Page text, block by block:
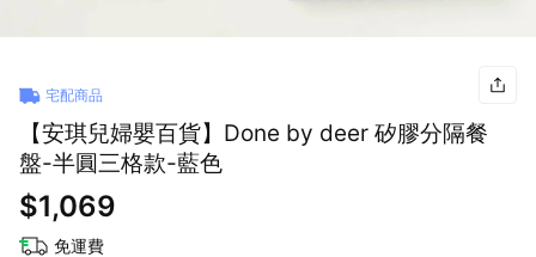
宅配商品
【安琪兒婦嬰百貨】Done by deer 矽膠分隔餐
盤-半圓三格款-藍色
$1,069
免運費